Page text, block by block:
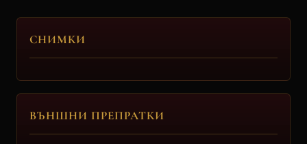
СНИМКИ
ВЪНШНИ ПРЕПРАТКИ